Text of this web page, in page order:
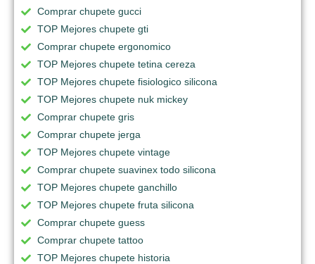
Comprar chupete gucci
TOP Mejores chupete gti
Comprar chupete ergonomico
TOP Mejores chupete tetina cereza
TOP Mejores chupete fisiologico silicona
TOP Mejores chupete nuk mickey
Comprar chupete gris
Comprar chupete jerga
TOP Mejores chupete vintage
Comprar chupete suavinex todo silicona
TOP Mejores chupete ganchillo
TOP Mejores chupete fruta silicona
Comprar chupete guess
Comprar chupete tattoo
TOP Mejores chupete historia